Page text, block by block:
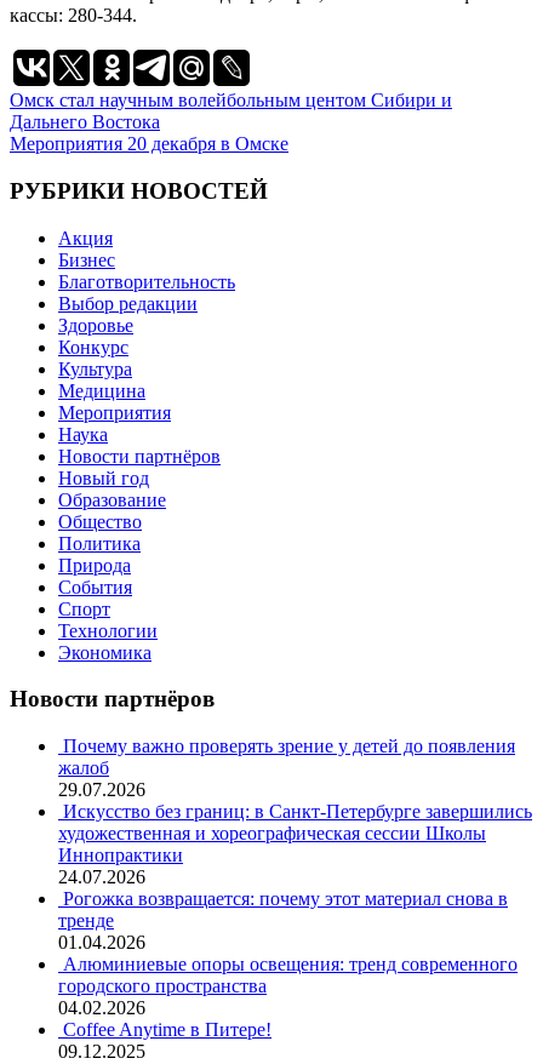
кассы: 280-344.
Навигация
по
Омск стал научным волейбольным центом Сибири и
Дальнего Востока
Мероприятия 20 декабря в Омске
РУБРИКИ НОВОСТЕЙ
Акция
Бизнес
Благотворительность
Выбор редакции
Здоровье
Конкурс
Культура
Медицина
Мероприятия
Наука
Новости партнёров
Новый год
Образование
Общество
Политика
Природа
События
Спорт
Технологии
Экономика
Новости партнёров
Почему важно проверять зрение у детей до появления
жалоб
29.07.2026
Искусство без границ: в Санкт-Петербурге завершились
художественная и хореографическая сессии Школы
Иннопрактики
24.07.2026
Рогожка возвращается: почему этот материал снова в
тренде
01.04.2026
Алюминиевые опоры освещения: тренд современного
городского пространства
04.02.2026
Coffee Anytime в Питере!
09.12.2025